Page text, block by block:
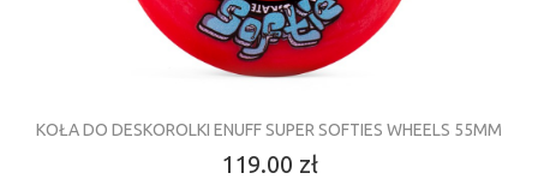
KOŁA DO DESKOROLKI ENUFF SUPER SOFTIES WHEELS 55MM
119.00 zł